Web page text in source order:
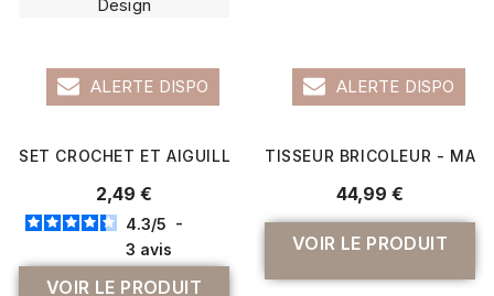
ALERTE DISPO
SET CROCHET ET AIGUILLE À LAINE POUR TRICOTIN -
2,49 €
4.3/5 -
3 avis
VOIR LE PRODUIT
ALERTE DISPO
TISSEUR BRICOLEUR -
44,99 €
VOIR LE PRODUIT